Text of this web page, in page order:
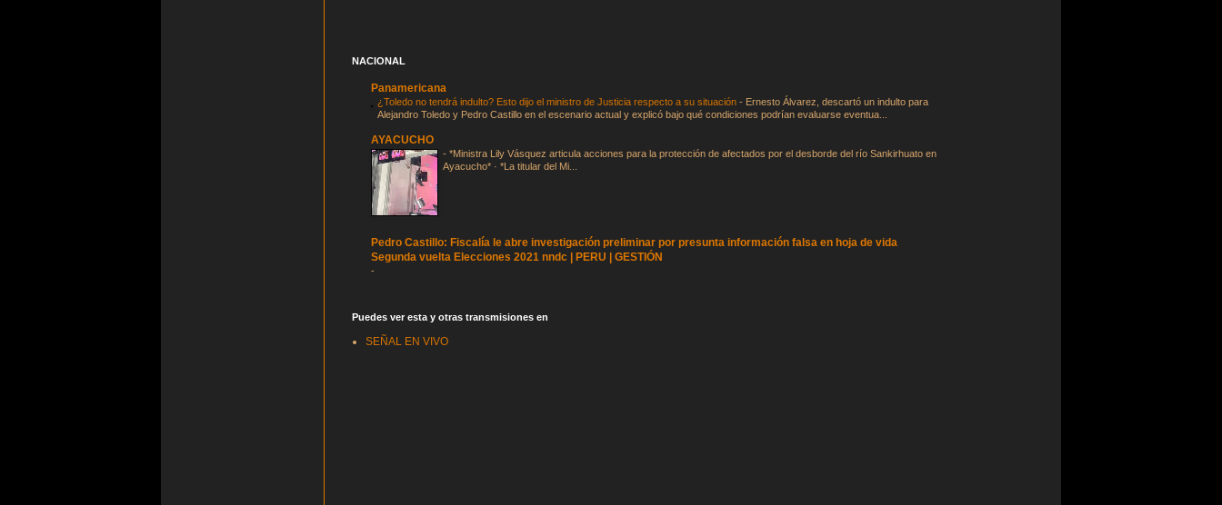
NACIONAL
Panamericana
¿Toledo no tendrá indulto? Esto dijo el ministro de Justicia respecto a su situación - Ernesto Álvarez, descartó un indulto para
Alejandro Toledo y Pedro Castillo en el escenario actual y explicó bajo qué condiciones podrían evaluarse eventua...
AYACUCHO
- *Ministra Lily Vásquez articula acciones para la protección de afectados por el desborde del río Sankirhuato en
Ayacucho* · *La titular del Mi...
Pedro Castillo: Fiscalía le abre investigación preliminar por presunta información falsa en hoja de vida
Segunda vuelta Elecciones 2021 nndc | PERU | GESTIÓN
-
Puedes ver esta y otras transmisiones en
SEÑAL EN VIVO